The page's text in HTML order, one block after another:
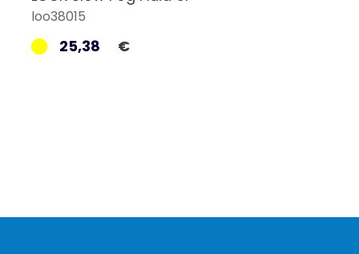
loo38015
25,38 €